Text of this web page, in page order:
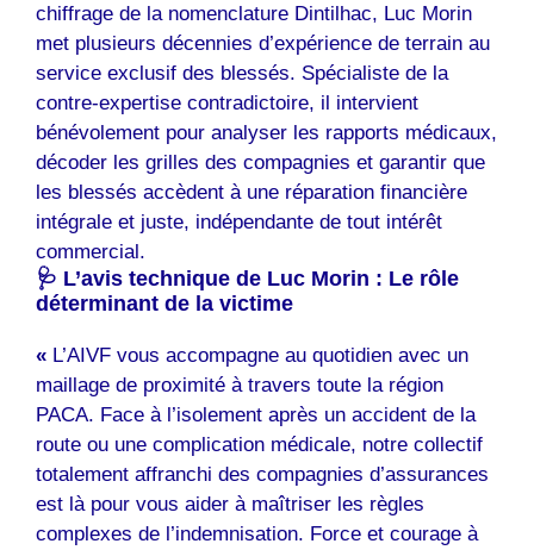
chiffrage de la nomenclature Dintilhac, Luc Morin
met plusieurs décennies d’expérience de terrain au
service exclusif des blessés. Spécialiste de la
contre-expertise contradictoire, il intervient
bénévolement pour analyser les rapports médicaux,
décoder les grilles des compagnies et garantir que
les blessés accèdent à une réparation financière
intégrale et juste, indépendante de tout intérêt
commercial.
🩺 L’avis technique de Luc Morin : Le rôle
déterminant de la victime
« L’AIVF vous accompagne au quotidien avec un
maillage de proximité à travers toute la région
PACA. Face à l’isolement après un accident de la
route ou une complication médicale, notre collectif
totalement affranchi des compagnies d’assurances
est là pour vous aider à maîtriser les règles
complexes de l’indemnisation. Force et courage à